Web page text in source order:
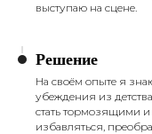
выступаю на сцене.
Решение
На своём опыте я
убеждения из
стать тормозящими
избавляться,